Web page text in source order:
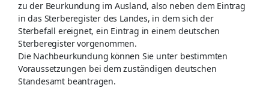
zu der Beurkundung im Ausland, also neben dem Eintrag
in das Sterberegister des Landes, in dem sich der
Sterbefall ereignet, ein Eintrag in einem deutschen
Sterberegister vorgenommen.
Die Nachbeurkundung können Sie unter bestimmten
Voraussetzungen bei dem zuständigen deutschen
Standesamt beantragen.